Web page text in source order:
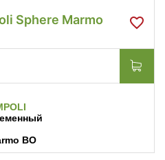
Sphere Marmo
BO